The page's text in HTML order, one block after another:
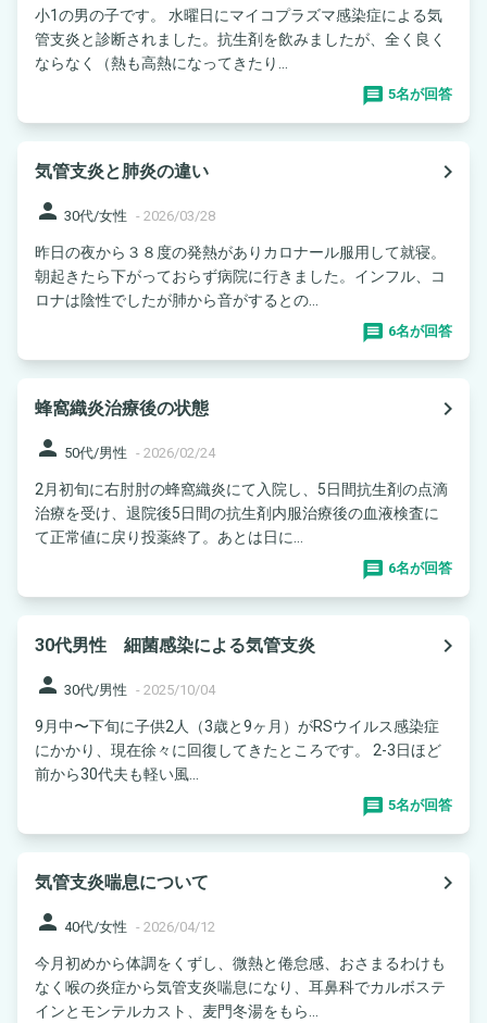
小1の男の子です。 水曜日にマイコプラズマ感染症による気
管支炎と診断されました。抗生剤を飲みましたが、全く良く
ならなく（熱も高熱になってきたり...
5名が回答
気管支炎と肺炎の違い
navigate_next
person 30代/女性 - 2026/03/28
昨日の夜から３８度の発熱がありカロナール服用して就寝。
朝起きたら下がっておらず病院に行きました。インフル、コ
ロナは陰性でしたが肺から音がするとの...
6名が回答
蜂窩織炎治療後の状態
navigate_next
person 50代/男性 - 2026/02/24
2月初旬に右肘肘の蜂窩織炎にて入院し、5日間抗生剤の点滴
治療を受け、退院後5日間の抗生剤内服治療後の血液検査に
て正常値に戻り投薬終了。あとは日に...
6名が回答
30代男性 細菌感染による気管支炎
navigate_next
person 30代/男性 - 2025/10/04
9月中〜下旬に子供2人（3歳と9ヶ月）がRSウイルス感染症
にかかり、現在徐々に回復してきたところです。 2-3日ほど
前から30代夫も軽い風...
5名が回答
気管支炎喘息について
navigate_next
person 40代/女性 - 2026/04/12
今月初めから体調をくずし、微熱と倦怠感、おさまるわけも
なく喉の炎症から気管支炎喘息になり、耳鼻科でカルボステ
インとモンテルカスト、麦門冬湯をもら...